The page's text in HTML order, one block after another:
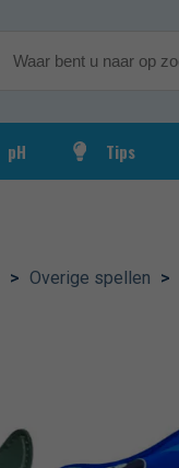
pH Tips
> Overige spellen >